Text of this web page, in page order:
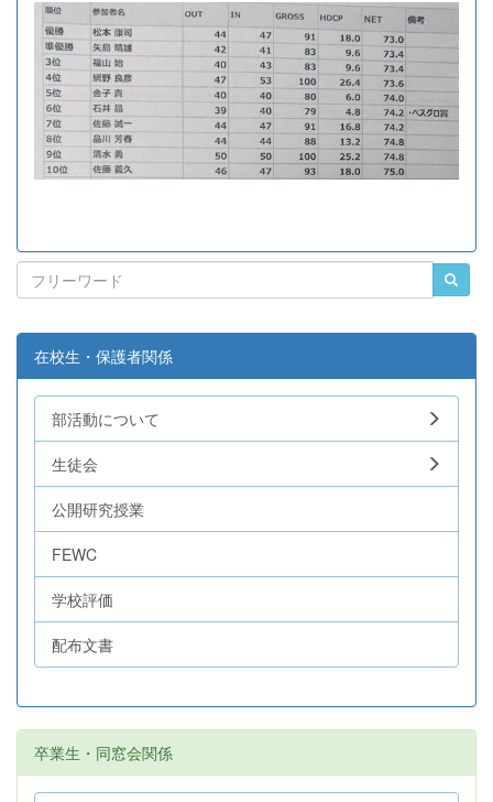
在校生・保護者関係
部活動について
生徒会
公開研究授業
FEWC
学校評価
配布文書
卒業生・同窓会関係